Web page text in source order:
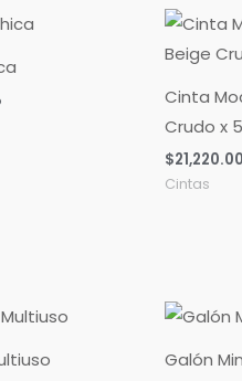
Cinta
Crudo x
$21,220.00
Cintas
Galón